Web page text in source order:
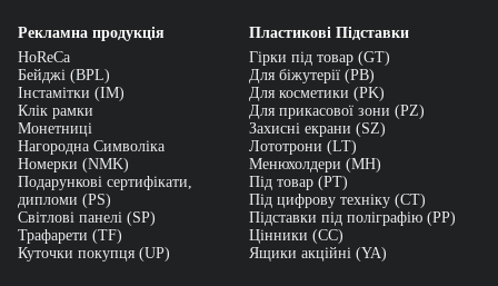
Рекламна продукція
HoReCa
Бейджі (BPL)
Інстамітки (IM)
Клік рамки
Монетниці
Нагородна Символіка
Номерки (NMK)
Подарункові сертифікати,
дипломи (PS)
Світлові панелі (SP)
Трафарети (TF)
Куточки покупця (UP)
Пластикові Підставки
Гірки під товар (GT)
Для біжутерії (PB)
Для косметики (PK)
Для прикасової зони (PZ)
Захисні екрани (SZ)
Лототрони (LT)
Менюхолдери (MH)
Під товар (PT)
Під цифрову техніку (CT)
Підставки під поліграфію (PP)
Цінники (СС)
Ящики акційні (YA)